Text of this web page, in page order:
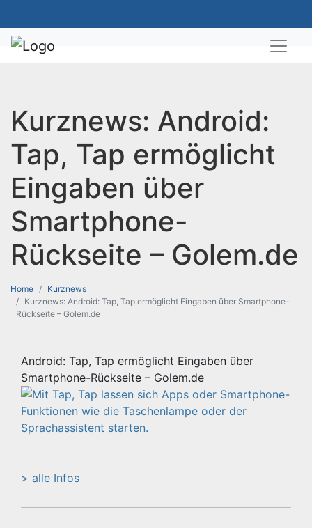
Kurznews: Android:
Tap, Tap ermöglicht
Eingaben über
Smartphone-
Rückseite – Golem.de
Home
Kurznews
Kurznews: Android: Tap, Tap ermöglicht Eingaben über Smartphone-
Rückseite – Golem.de
Android: Tap, Tap ermöglicht Eingaben über
Smartphone-Rückseite – Golem.de
> alle Infos